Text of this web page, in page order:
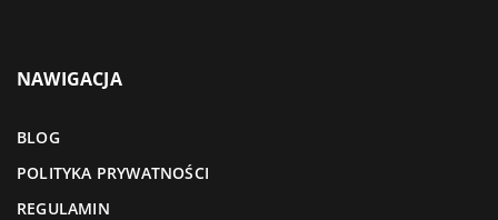
NAWIGACJA
BLOG
POLITYKA PRYWATNOŚCI
REGULAMIN